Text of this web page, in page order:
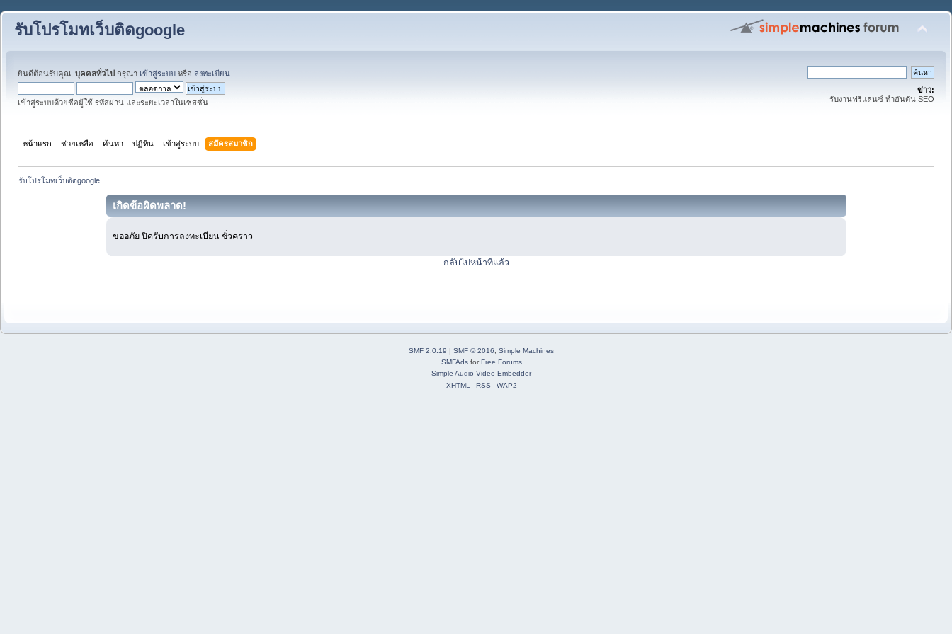
รับโปรโมทเว็บติดgoogle
ยินดีต้อนรับคุณ, บุคคลทั่วไป กรุณา เข้าสู่ระบบ หรือ ลงทะเบียน
เข้าสู่ระบบด้วยชื่อผู้ใช้ รหัสผ่าน และระยะเวลาในเซสชั่น
ข่าว:
รับงานฟรีแลนซ์ ทำอันดัน SEO
หน้าแรก ช่วยเหลือ ค้นหา ปฏิทิน เข้าสู่ระบบ สมัครสมาชิก
รับโปรโมทเว็บติดgoogle
เกิดข้อผิดพลาด!
ขออภัย ปิดรับการลงทะเบียน ชั่วคราว
กลับไปหน้าที่แล้ว
SMF 2.0.19 | SMF © 2016, Simple Machines
SMFAdsforFree Forums
Simple Audio Video Embedder
XHTML
RSS WAP2